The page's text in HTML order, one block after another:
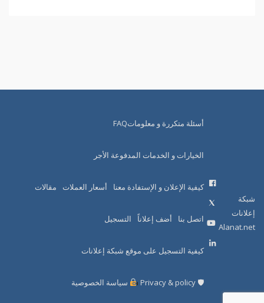
شبكة
إعلانات
Alanat.net
أسئلة متكررة و معلوماتFAQ
الخيارات و الخدمات المدفوعة الأجر
كيفية الإعلان و الإستفادة معنا أسعار العملات مقالات
اتصل بنا أضف إعلاناً التسجيل
كيفية التسجيل على موقع شبكة إعلانات
🛡 Privacy & policy سياسة الخصوصية